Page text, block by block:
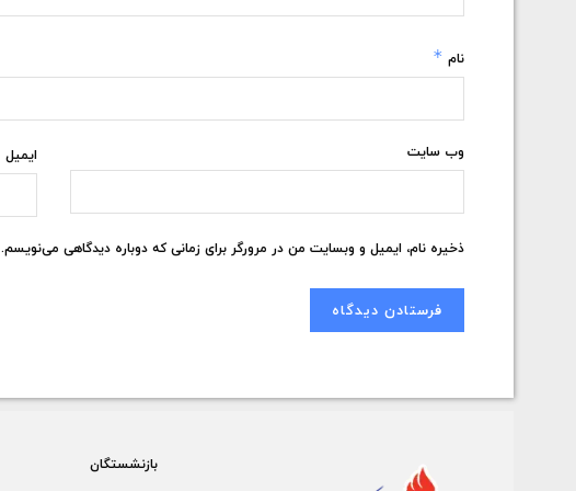
نام *
ایمیل وب‌ سایت
ذخیره نام، ایمیل و وبسایت من در مرورگر برای زمانی که دوباره دیدگاهی می‌نویسم.
بازنشستگان